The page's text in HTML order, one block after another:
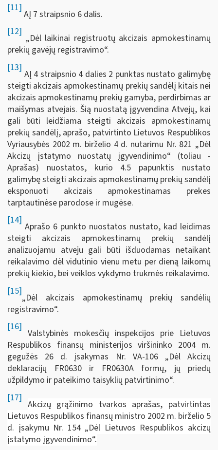
[11]
AĮ 7 straipsnio 6 dalis.
[12]
„Dėl laikinai registruotų akcizais apmokestinamų
prekių gavėjų registravimo“.
[13]
AĮ 4 straipsnio 4 dalies 2 punktas nustato galimybę
steigti akcizais apmokestinamų prekių sandėlį kitais nei
akcizais apmokestinamų prekių gamyba, perdirbimas ar
maišymas atvejais. Šią nuostatą įgyvendina Atvejų, kai
gali būti leidžiama steigti akcizais apmokestinamų
prekių sandėlį, aprašo, patvirtinto Lietuvos Respublikos
Vyriausybės 2002 m. birželio 4 d. nutarimu Nr. 821 „Dėl
Akcizų įstatymo nuostatų įgyvendinimo“ (toliau -
Aprašas) nuostatos, kurio 4.5 papunktis nustato
galimybę steigti akcizais apmokestinamų prekių sandėlį
eksponuoti akcizais apmokestinamas prekes
tarptautinėse parodose ir mugėse.
[14]
Aprašo 6 punkto nuostatos nustato, kad leidimas
steigti akcizais apmokestinamų prekių sandėlį
analizuojamu atveju gali būti išduodamas netaikant
reikalavimo dėl vidutinio vienu metu per dieną laikomų
prekių kiekio, bei veiklos vykdymo trukmės reikalavimo.
[15]
„Dėl akcizais apmokestinamų prekių sandėlių
registravimo“.
[16]
Valstybinės mokesčių inspekcijos prie Lietuvos
Respublikos finansų ministerijos viršininko 2004 m.
gegužės 26 d. įsakymas Nr. VA-106 „Dėl Akcizų
deklaracijų FR0630 ir FR0630A formų, jų priedų
užpildymo ir pateikimo taisyklių patvirtinimo“.
[17]
Akcizų grąžinimo tvarkos aprašas, patvirtintas
Lietuvos Respublikos finansų ministro 2002 m. birželio 5
d. įsakymu Nr. 154 „Dėl Lietuvos Respublikos akcizų
įstatymo įgyvendinimo“.